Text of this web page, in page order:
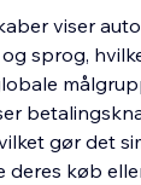
viser
sprog,
gør det
deres køb